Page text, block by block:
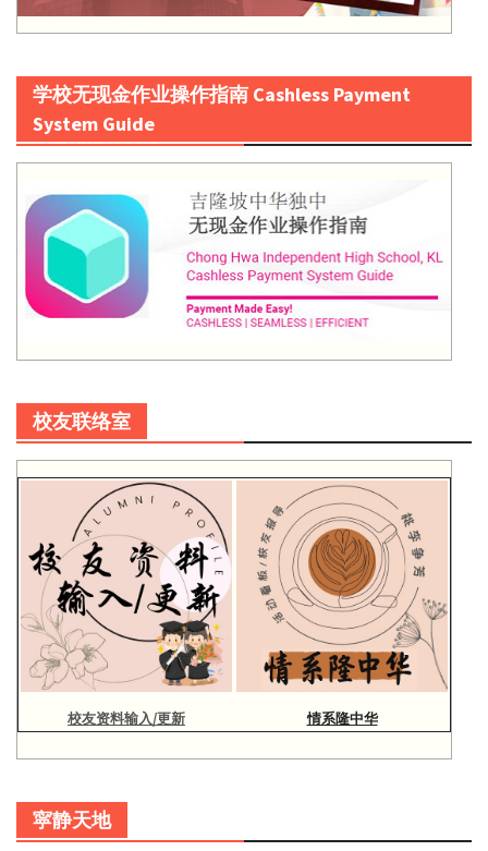
学校无现金作业操作指南 Cashless Payment
System Guide
校友联络室
校友资料输入/更新 情系隆中华
寜静天地